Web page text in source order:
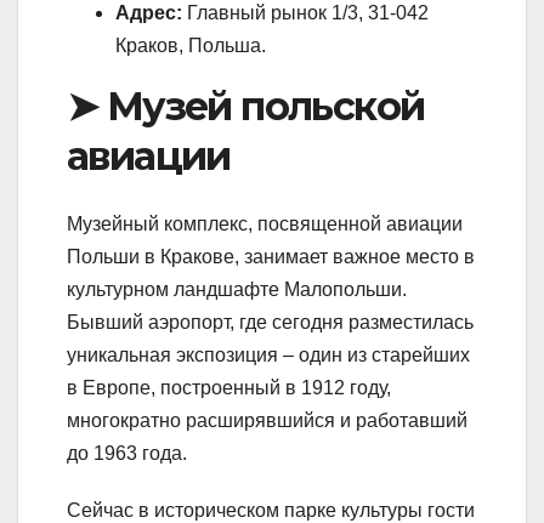
Адрес: Главный рынок 1/3, 31-042
Краков, Польша.
➤ Музей польской
авиации
Музейный комплекс, посвященной авиации
Польши в Кракове, занимает важное место в
культурном ландшафте Малопольши.
Бывший аэропорт, где сегодня разместилась
уникальная экспозиция – один из старейших
в Европе, построенный в 1912 году,
многократно расширявшийся и работавший
до 1963 года.
Сейчас в историческом парке культуры гости